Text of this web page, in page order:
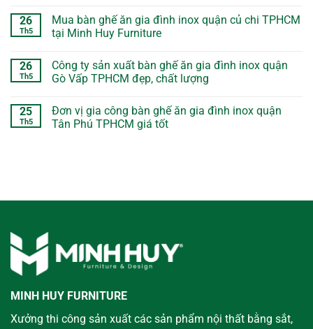
26
Th5
Mua bàn ghế ăn gia đình inox quận củ chi TPHCM
tại Minh Huy Furniture
26
Th5
Công ty sản xuất bàn ghế ăn gia đình inox quận
Gò Vấp TPHCM đẹp, chất lượng
25
Th5
Đơn vị gia công bàn ghế ăn gia đình inox quận
Tân Phú TPHCM giá tốt
MINH HUY FURNITURE
Xưởng thi công sản xuất các sản phẩm nội thất bằng sắt,